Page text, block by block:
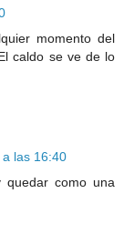
momento del
caldo se ve de lo
las 16:40
como una